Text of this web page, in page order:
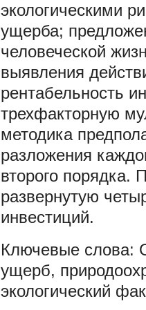
экологическими
ущерба;
человеческой
выявления
рентабельность
трехфакторную
методика
разложения
второго порядка.
развернутую
инвестиций.
ущерб,
экологический